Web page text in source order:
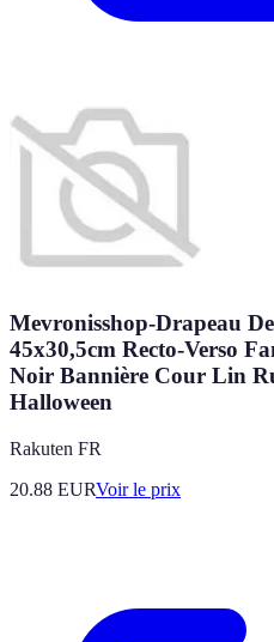
Mevronisshop-Drapeau
45x30,5cm Recto-Verso
Noir Bannière Cour Lin
Halloween
Rakuten FR
20.88 EURVoir le prix